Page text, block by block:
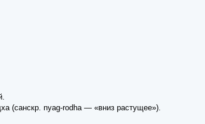
(санскр. nyag-rodha — «вниз растущее»).